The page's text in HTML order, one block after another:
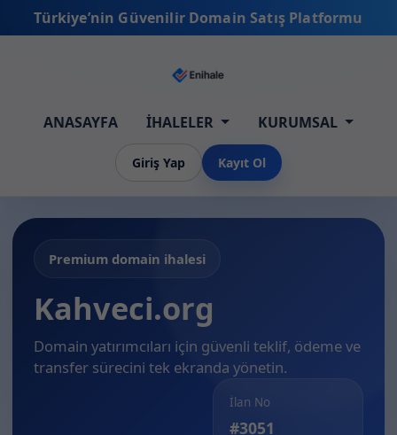
Türkiye’nin Güvenilir Domain Satış Platformu
ANASAYFA İHALELER KURUMSAL
Giriş Yap Kayıt Ol
Premium domain ihalesi
Kahveci.org
Domain yatırımcıları için güvenli teklif, ödeme ve
transfer sürecini tek ekranda yönetin.
İlan No
#3051